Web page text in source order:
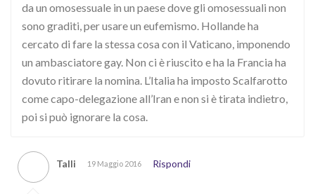
da un omosessuale in un paese dove gli omosessuali non
sono graditi, per usare un eufemismo. Hollande ha
cercato di fare la stessa cosa con il Vaticano, imponendo
un ambasciatore gay. Non ci è riuscito e ha la Francia ha
dovuto ritirare la nomina. L’Italia ha imposto Scalfarotto
come capo-delegazione all’Iran e non si è tirata indietro,
poi si può ignorare la cosa.
Talli 19 Maggio 2016 Rispondi